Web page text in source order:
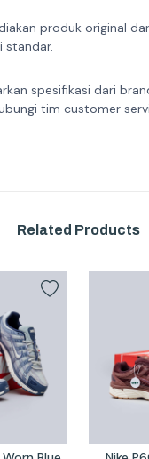
produk original
standar.
spesifikasi dari
tim customer
Related Products